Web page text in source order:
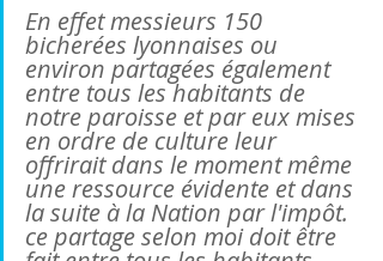
En effet messieurs 150
bicherées lyonnaises ou
environ partagées également
entre tous les habitants de
notre paroisse et par eux mises
en ordre de culture leur
offrirait dans le moment même
une ressource évidente et dans
la suite à la Nation par l'impôt.
ce partage selon moi doit être